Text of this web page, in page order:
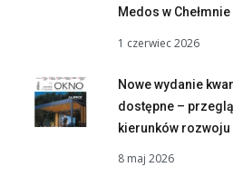
Medos w Chełmnie
1 czerwiec 2026
Nowe wydanie
dostępne –
kierunków rozwoju
8 maj 2026